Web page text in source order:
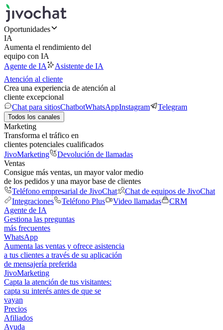
Oportunidades
IA
Aumenta el rendimiento del
equipo con IA
Agente de IA
Asistente de IA
Atención al cliente
Crea una experiencia de atención al
cliente excepcional
Chat para sitiosChatbotWhatsAppInstagram Telegram
Todos los canales
Marketing
Transforma el tráfico en
clientes potenciales cualificados
JivoMarketing
Devolución de llamadas
Ventas
Consigue más ventas, un mayor valor medio
de los pedidos y una mayor base de clientes
Teléfono empresarial de JivoChat
Chat de equipos de JivoChat
Integraciones
Teléfono Plus Video llamadas
CRM
Agente de IA
Gestiona las preguntas
más frecuentes
WhatsApp
Aumenta las ventas y ofrece asistencia
a tus clientes a través de su aplicación
de mensajería preferida
JivoMarketing
Capta la atención de tus visitantes:
capta su interés antes de que se
vayan
Precios
Afiliados
Ayuda